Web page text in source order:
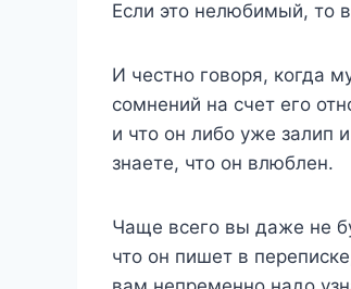
Если это нелюбимый, то
И честно говоря, когда
сомнений на счет его
и что он либо уже залип
знаете, что он влюблен.
Чаще всего вы даже не
что он пишет в